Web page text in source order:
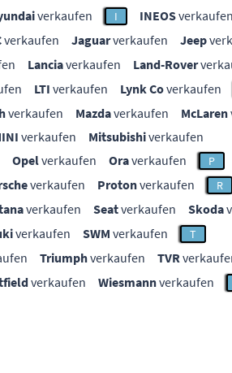
verkaufen I INEOSverkaufen
verkaufen Jaguarverkaufen Jeep
Lanciaverkaufen Land-Rover
LTI verkaufen Lynk Coverkaufen
verkaufen Mazdaverkaufen McLaren
verkaufen Mitsubishiverkaufen
Opelverkaufen Oraverkaufen P
verkaufen Protonverkaufen R
verkaufen Seatverkaufen Skoda
verkaufen SWM verkaufen T
Triumphverkaufen TVR
verkaufen Wiesmannverkaufen